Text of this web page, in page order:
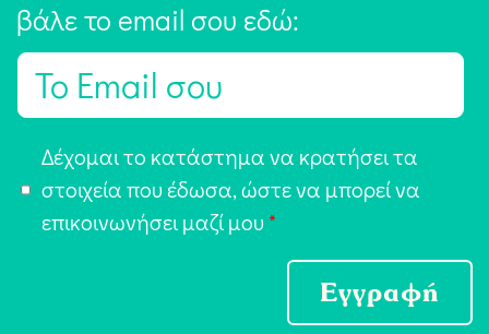
βάλε το email σου εδώ:
E
π
Δέχομαι το κατάστημα να κρατήσει τα
στοιχεία που έδωσα, ώστε να μπορεί να
επικοινωνήσει μαζί μου *
Εγγραφή